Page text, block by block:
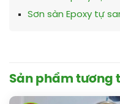
Sơn sàn Epoxy tự san
Sản phẩm tương